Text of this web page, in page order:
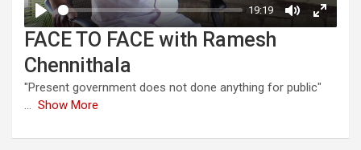
FACE TO FACE with Ramesh
Chennithala
"Present government does not done anything for public"
... Show More